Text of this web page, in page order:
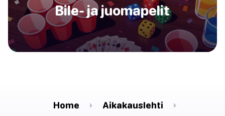
Bile- ja juomapelit
Home
Aikakauslehti